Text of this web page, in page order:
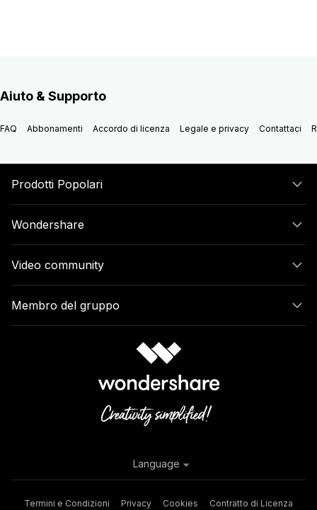
Aiuto & Supporto
FAQ Abbonamenti Accordo di licenza Legale e privacy Contattaci
Prodotti Popolari
Wondershare
Video community
Membro del gruppo
Termini e Condizioni Privacy Cookies
Contratto di Licenza
Language